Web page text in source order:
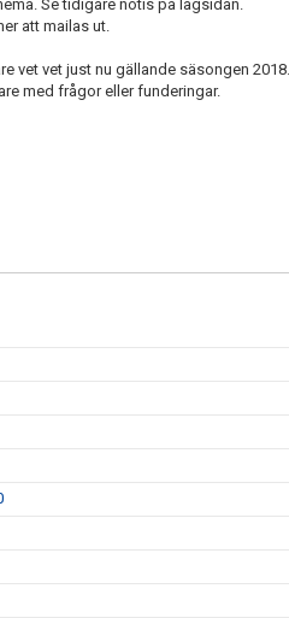
Se tidigare notis på lagsidan.
att mailas ut.
vet vet just nu gällande säsongen 2018.
med frågor eller funderingar.